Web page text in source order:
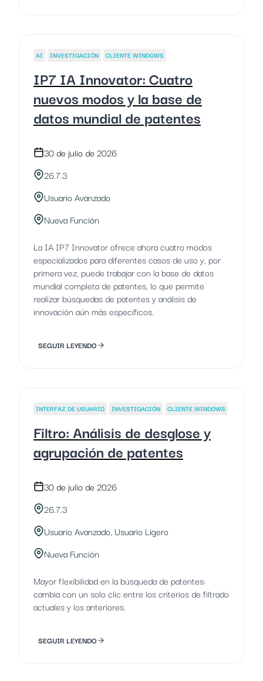
AI INVESTIGACIÓN CLIENTE WINDOWS
IP7 IA Innovator: Cuatro
nuevos modos y la base de
datos mundial de patentes
30 de julio de 2026
26.7.3
Usuario Avanzado
Nueva Función
La IA IP7 Innovator ofrece ahora cuatro modos
especializados para diferentes casos de uso y, por
primera vez, puede trabajar con la base de datos
mundial completa de patentes, lo que permite
realizar búsquedas de patentes y análisis de
innovación aún más específicos.
SEGUIR LEYENDO
INTERFAZ DE USUARIO INVESTIGACIÓN CLIENTE WINDOWS
Filtro: Análisis de desglose y
agrupación de patentes
30 de julio de 2026
26.7.3
Usuario Avanzado, Usuario Ligero
Nueva Función
Mayor flexibilidad en la búsqueda de patentes:
cambia con un solo clic entre los criterios de filtrado
actuales y los anteriores.
SEGUIR LEYENDO